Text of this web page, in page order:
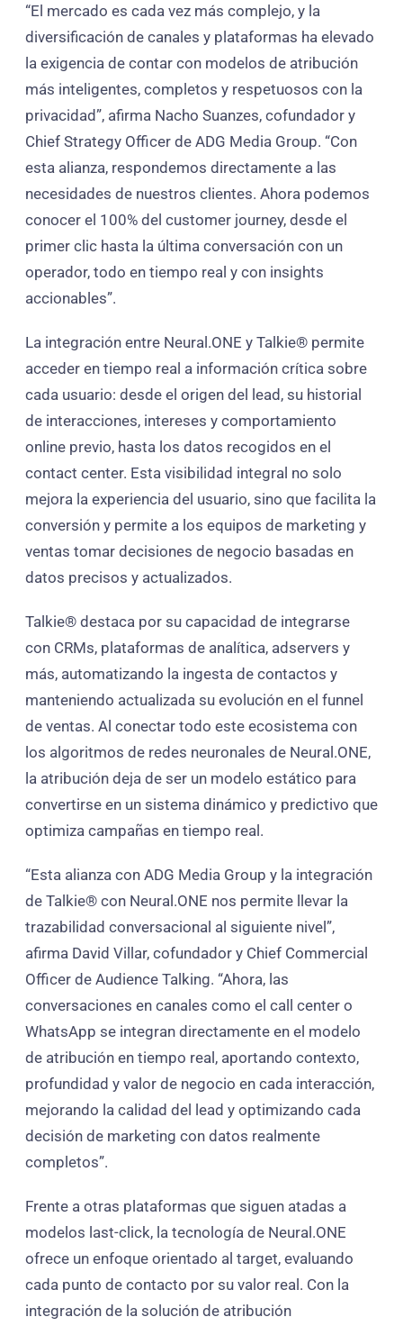
“El mercado es cada vez más complejo, y la
diversificación de canales y plataformas ha elevado
la exigencia de contar con modelos de atribución
más inteligentes, completos y respetuosos con la
privacidad”, afirma Nacho Suanzes, cofundador y
Chief Strategy Officer de ADG Media Group. “Con
esta alianza, respondemos directamente a las
necesidades de nuestros clientes. Ahora podemos
conocer el 100% del customer journey, desde el
primer clic hasta la última conversación con un
operador, todo en tiempo real y con insights
accionables”.
La integración entre Neural.ONE y Talkie® permite
acceder en tiempo real a información crítica sobre
cada usuario: desde el origen del lead, su historial
de interacciones, intereses y comportamiento
online previo, hasta los datos recogidos en el
contact center. Esta visibilidad integral no solo
mejora la experiencia del usuario, sino que facilita la
conversión y permite a los equipos de marketing y
ventas tomar decisiones de negocio basadas en
datos precisos y actualizados.
Talkie® destaca por su capacidad de integrarse
con CRMs, plataformas de analítica, adservers y
más, automatizando la ingesta de contactos y
manteniendo actualizada su evolución en el funnel
de ventas. Al conectar todo este ecosistema con
los algoritmos de redes neuronales de Neural.ONE,
la atribución deja de ser un modelo estático para
convertirse en un sistema dinámico y predictivo que
optimiza campañas en tiempo real.
“Esta alianza con ADG Media Group y la integración
de Talkie® con Neural.ONE nos permite llevar la
trazabilidad conversacional al siguiente nivel”,
afirma David Villar, cofundador y Chief Commercial
Officer de Audience Talking. “Ahora, las
conversaciones en canales como el call center o
WhatsApp se integran directamente en el modelo
de atribución en tiempo real, aportando contexto,
profundidad y valor de negocio en cada interacción,
mejorando la calidad del lead y optimizando cada
decisión de marketing con datos realmente
completos”.
Frente a otras plataformas que siguen atadas a
modelos last-click, la tecnología de Neural.ONE
ofrece un enfoque orientado al target, evaluando
cada punto de contacto por su valor real. Con la
integración de la solución de atribución